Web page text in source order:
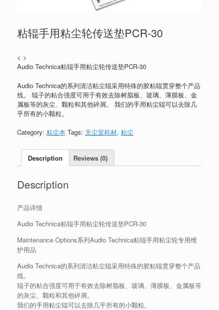
粘辊手用粘尘轮传送垫PCR-30
< >
Audio Technica粘辊手用粘尘轮传送垫PCR-30
Audio Technica的系列清洁粘尘辊采用特殊的胶粘辊贯穿整个产品
线。 辊子的粘合强度可用于有效去除树脂板、玻璃、薄膜板、金
属板等的灰尘、颗粒和其他碎屑。 我们的手用粘尘辊可以去除几
乎所有的小颗粒。
Category: 粘尘本 Tags: 无尘室耗材, 粘尘
Description Reviews (0)
Description
产品详情
Audio Technica粘辊手用粘尘轮传送垫PCR-30
Maintenance Options系列Audio Technica粘辊手用粘尘轮专用维
护用品
Audio Technica的系列清洁粘尘辊采用特殊的胶粘辊贯穿整个产品
线。
辊子的粘合强度可用于有效去除树脂板、玻璃、薄膜板、金属板等
的灰尘、颗粒和其他碎屑。
我们的手用粘尘辊可以去除几乎所有的小颗粒。